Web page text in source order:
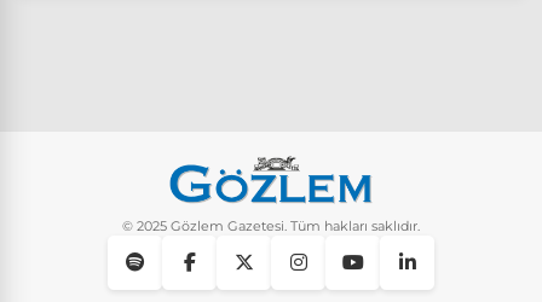
© 2025 Gözlem Gazetesi. Tüm hakları saklıdır.